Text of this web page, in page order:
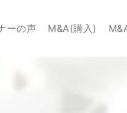
下さい。せんたくウサ
ーの声 M&A(購入)